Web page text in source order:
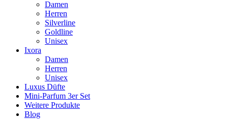
Damen
Herren
Silverline
Goldline
Unisex
Ixora
Damen
Herren
Unisex
Luxus Düfte
Mini-Parfum 3er Set
Weitere Produkte
Blog